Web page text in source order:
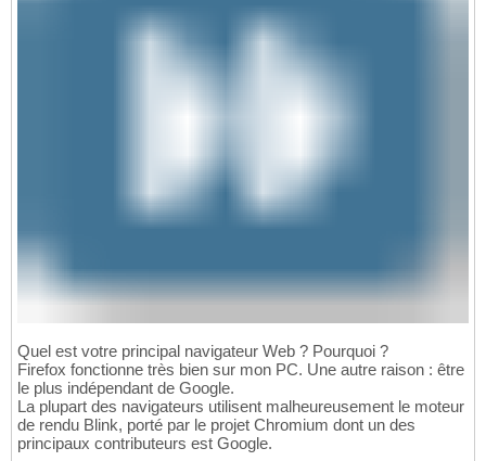
Quel est votre principal navigateur Web ? Pourquoi ?
Firefox fonctionne très bien sur mon PC. Une autre raison : être
le plus indépendant de Google.
La plupart des navigateurs utilisent malheureusement le moteur
de rendu Blink, porté par le projet Chromium dont un des
principaux contributeurs est Google.